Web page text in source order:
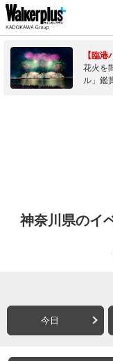
【臨
花火を
ル」鑑
神奈川県のイ
今日